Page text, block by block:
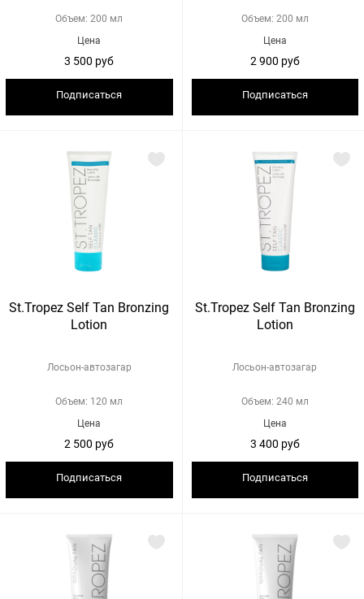
Объем: 200 мл
Цена
3 500 руб
Подписаться
Объем: 200 мл
Цена
2 900 руб
Подписаться
St.Tropez Self Tan Bronzing
Lotion
Лосьон-автозагар
Объем: 120 мл
Цена
2 500 руб
Подписаться
St.Tropez Self Tan Bronzing
Lotion
Лосьон-автозагар
Объем: 240 мл
Цена
3 400 руб
Подписаться